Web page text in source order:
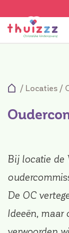
/ Locaties /
Bij locatie de
De OC
Ideeën, maar